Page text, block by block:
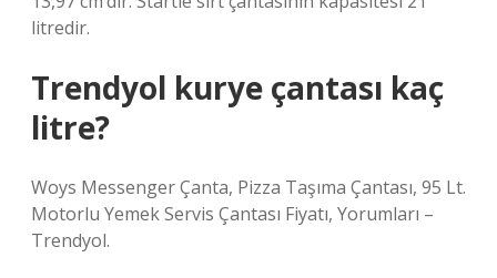
litredir.
Trendyol kurye çantası kaç
litre?
Woys Messenger Çanta, Pizza Taşıma Çantası, 95 Lt.
Motorlu Yemek Servis Çantası Fiyatı, Yorumları –
Trendyol.